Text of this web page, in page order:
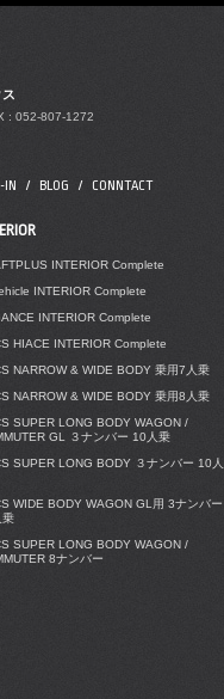
: 052-807-1272
IN BLOG CONNTACT
INTERIOR Complete
INTERIOR Complete
INTERIOR Complete
HIACE INTERIOR Complete
NARROW & WIDE BODY 乗用7人乗
NARROW & WIDE BODY 乗用8人乗
SUPER LONG BODY WAGON /
GL ３ナンバー 10人乗
SUPER LONG BODY ３ナンバー 10人
WIDE BODY WAGON GL用 3ナンバー
乗
SUPER LONG BODY WAGON /
8ナンバー